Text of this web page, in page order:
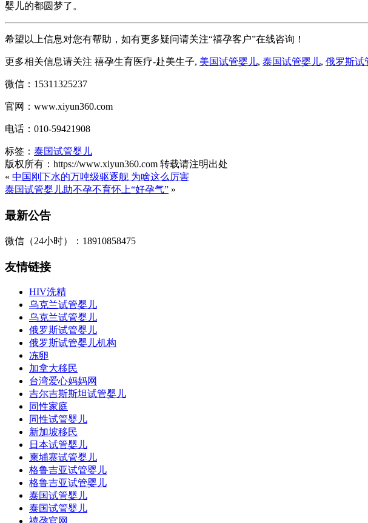
婴儿的都圆梦了。
希望以上信息对您有帮助，如有更多疑问请关注“禧孕客户”在线咨询！
更多相关信息请关注 禧孕生育医疗-赴美生子, 美国试管婴儿, 泰国试管婴儿, 俄罗斯试
微信：15311325237
官网：www.xiyun360.com
电话：010-59421908
标签： 泰国试管婴儿
版权所有：https://www.xiyun360.com 转载请注明出处
« 中国刚下水的万吨级驱逐舰 为啥这么厉害
泰国试管婴儿助不孕不育怀上“好孕气” »
最新公告
微信（24小时）：18910858475
友情链接
HIV洗精
乌克兰试管婴儿
乌克兰试管婴儿
俄罗斯试管婴儿
俄罗斯试管婴儿机构
冻卵
加拿大移民
台湾爱心妈妈网
吉尔吉斯斯坦试管婴儿
同性家庭
同性试管婴儿
新加坡移民
日本试管婴儿
柬埔寨试管婴儿
格鲁吉亚试管婴儿
格鲁吉亚试管婴儿
泰国试管婴儿
泰国试管婴儿